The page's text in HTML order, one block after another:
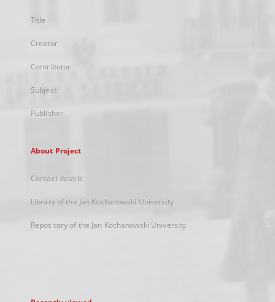
Title
Creator
Contributor
Subject
Publisher
About Project
Contact details
Library of the Jan Kochanowski University
Repository of the Jan Kochanowski University